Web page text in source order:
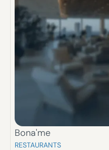
Bona'me
RESTAURANTS